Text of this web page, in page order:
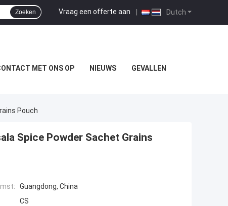
Dutch
Vraag een offerte aan |
Zoeken
MET ONS OP NIEUWS GEVALLEN
Pouch
Spice Powder Sachet Grains
Guangdong, China
CS